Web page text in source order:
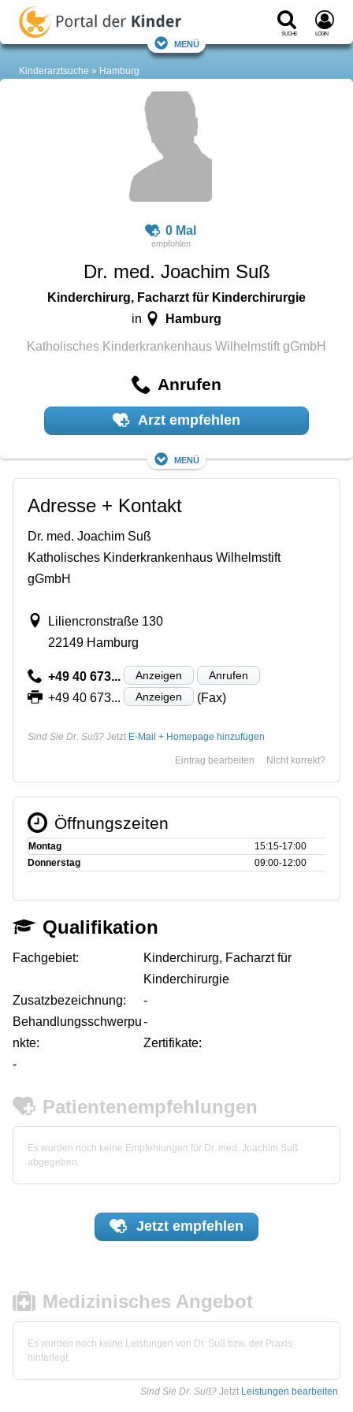
Suche Login
Menü
Kinderarztsuche Hamburg
0 Mal
Dr. med. Joachim Suß
Kinderchirurg, Facharzt für Kinderchirurgie
in Hamburg
Katholisches Kinderkrankenhaus Wilhelmstift gGmbH
Anrufen
Arzt empfehlen
Menü
Adresse + Kontakt
Dr. med. Joachim Suß
Katholisches Kinderkrankenhaus Wilhelmstift
gGmbH
Liliencronstraße 130
22149 Hamburg
+49 40 673... Anzeigen Anrufen
+49 40 673... Anzeigen (Fax)
Sind Sie Dr. Suß? Jetzt E-Mail + Homepage hinzufügen
Nicht korrekt?
Eintrag bearbeiten
Öffnungszeiten
Montag
15:15‑17:00
Donnerstag
09:00‑12:00
Qualifikation
Fachgebiet:
Kinderchirurg, Facharzt für
Kinderchirurgie
Zusatzbezeichnung:
-
Behandlungsschwerpu
nkte:
-
Zertifikate:
-
Patientenempfehlungen
Es wurden noch keine Empfehlungen für Dr. med. Joachim Suß
abgegeben.
Jetzt empfehlen
Medizinisches Angebot
Es wurden noch keine Leistungen von Dr. Suß bzw. der Praxis
hinterlegt.
Sind Sie Dr. Suß? Jetzt Leistungen bearbeiten.